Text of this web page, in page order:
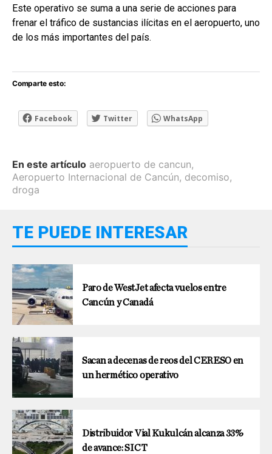
Este operativo se suma a una serie de acciones para
frenar el tráfico de sustancias ilícitas en el aeropuerto, uno
de los más importantes del país.
Comparte esto:
Facebook Twitter WhatsApp
En este artículo aeropuerto de cancun,
Aeropuerto Internacional de Cancún, decomiso,
droga
TE PUEDE INTERESAR
Paro de WestJet afecta vuelos entre
Cancún y Canadá
Sacan a decenas de reos del CERESO en
un hermético operativo
Distribuidor Vial Kukulcán alcanza 33%
de avance: SICT